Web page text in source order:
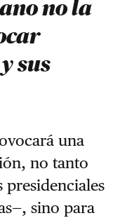
no la
sus
una
no tanto
presidenciales
sino para